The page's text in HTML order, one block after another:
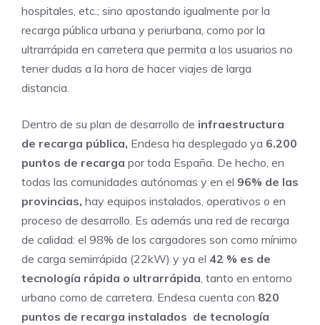
hospitales, etc.; sino apostando igualmente por la
recarga pública urbana y periurbana, como por la
ultrarrápida en carretera que permita a los usuarios no
tener dudas a la hora de hacer viajes de larga
distancia.
Dentro de su plan de desarrollo de infraestructura
de recarga pública, Endesa ha desplegado ya 6.200
puntos de recarga por toda España. De hecho, en
todas las comunidades autónomas y en el 96% de las
provincias, hay equipos instalados, operativos o en
proceso de desarrollo. Es además una red de recarga
de calidad: el 98% de los cargadores son como mínimo
de carga semirrápida (22kW) y ya el 42 % es de
tecnología rápida o ultrarrápida, tanto en entorno
urbano como de carretera. Endesa cuenta con 820
puntos de recarga instalados de tecnología